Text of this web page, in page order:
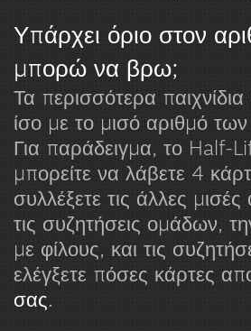
Υπάρχει όριο στον
μπορώ να βρω;
Τα περισσότερα
ίσο με το μισό αριθμό
Για παράδειγμα, το Half-
μπορείτε να λάβετε 4
συλλέξετε τις άλλες
τις συζητήσεις ομάδων,
με φίλους, και τις
ελέγξετε πόσες κάρτες
σας.